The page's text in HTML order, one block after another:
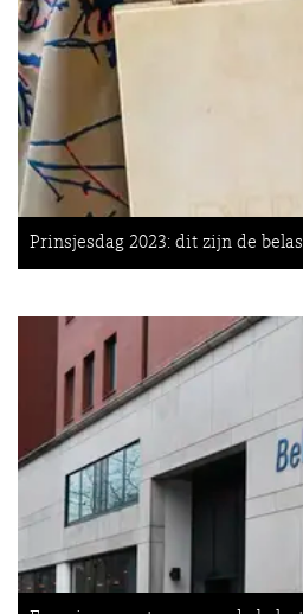
Prinsjesdag 2023: dit zijn de